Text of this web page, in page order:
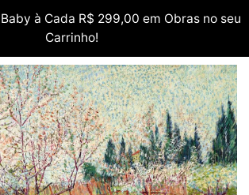
à Cada R$ 299,00 em Obras no seu
Carrinho!